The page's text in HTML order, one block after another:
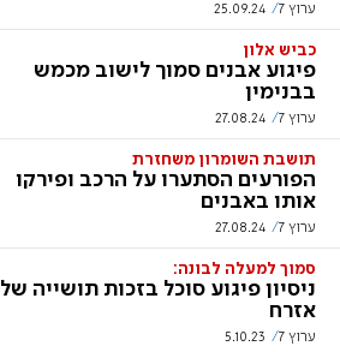
ערוץ 7 25.09.24
כביש אלון
פיגוע אבנים סמוך לישוב מכמש
בבנימין
ערוץ 7 27.08.24
תושבת השומרון משחזרת
הפורעים הסתערו על הרכב ופירקו
אותו באבנים
ערוץ 7 27.08.24
סמוך למעלה לבונה:
ניסיון פיגוע סוכל בזכות תושייה של
אזרח
ערוץ 7 5.10.23